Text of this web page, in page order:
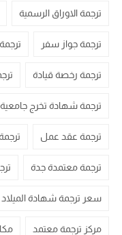
ترجمة الاوراق الرسمية
ترجمة جواز سفر
ترجمة رخصة قيادة
ترجمة شهادة تخرج جامعية
ترجمة عقد عمل
ترجمة معتمدة جدة
سعر ترجمة شهادة الميلاد
مركز ترجمة معتمد